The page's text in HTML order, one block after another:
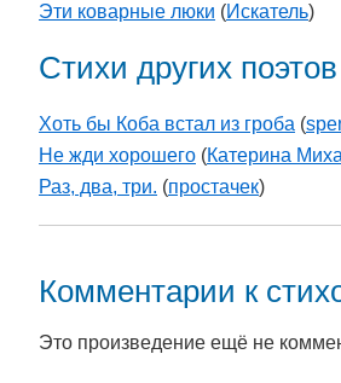
Эти коварные люки (Искатель)
Стихи других поэтов
Хоть бы Коба встал из гроба (
Не жди хорошего (Катерина
Раз, два, три. (простачек)
Комментарии к
Это произведение ещё не